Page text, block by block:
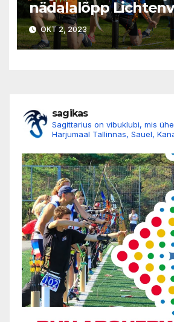
nädalalõpp
OKT 2, 2023
sagikas
Sagittarius on vibuklubi, mis
Harjumaal Tallinnas, Sauel,